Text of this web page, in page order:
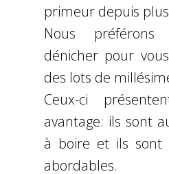
primeur depuis
Nous
dénicher pour
des lots de
Ceux-ci
avantage: ils sont
à boire et ils sont
abordables.